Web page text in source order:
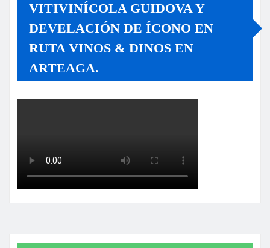
VITIVINÍCOLA GUIDOVA Y
DEVELACIÓN DE ÍCONO EN
RUTA VINOS & DINOS EN
ARTEAGA.